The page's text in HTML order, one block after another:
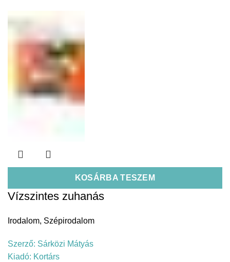
KOSÁRBA TESZEM
Vízszintes zuhanás
Irodalom, Szépirodalom
Szerző: Sárközi Mátyás
Kiadó: Kortárs